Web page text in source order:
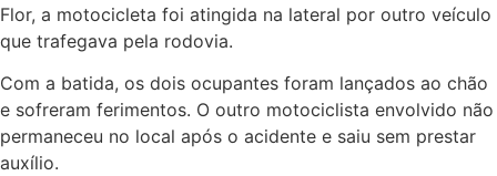
Flor, a motocicleta foi atingida na lateral por outro veículo
que trafegava pela rodovia.
Com a batida, os dois ocupantes foram lançados ao chão
e sofreram ferimentos. O outro motociclista envolvido não
permaneceu no local após o acidente e saiu sem prestar
auxílio.